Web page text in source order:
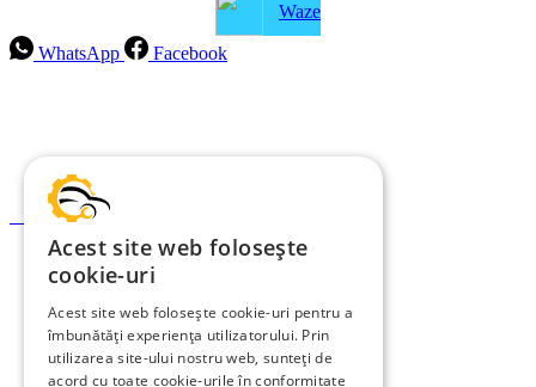
Waze
WhatsApp
Facebook
Politica de ramburs și retur
Formular de retur
Garanții
Termeni și condiții
Politica de Cookies
Acest site web folosește
cookie-uri
Acest site web folosește cookie-uri pentru a
îmbunătăți experiența utilizatorului. Prin
utilizarea site-ului nostru web, sunteți de
acord cu toate cookie-urile în conformitate